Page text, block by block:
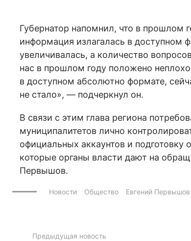
Губернатор напомнил, что в прошлом
информация излагалась в доступном
увеличивалась, а количество
нас в прошлом году положено
в доступном абсолютно формате,
не стало», — подчеркнул он.
В связи с этим глава региона
муниципалитетов лично
официальных аккаунтов и
которые органы власти дают на
Первышов.
Новости Общество Евгений Первышов
Предыдущая новость